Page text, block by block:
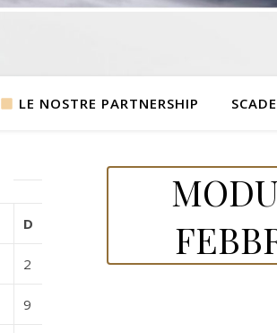
LE NOSTRE PARTNERSHIP
D
2
9